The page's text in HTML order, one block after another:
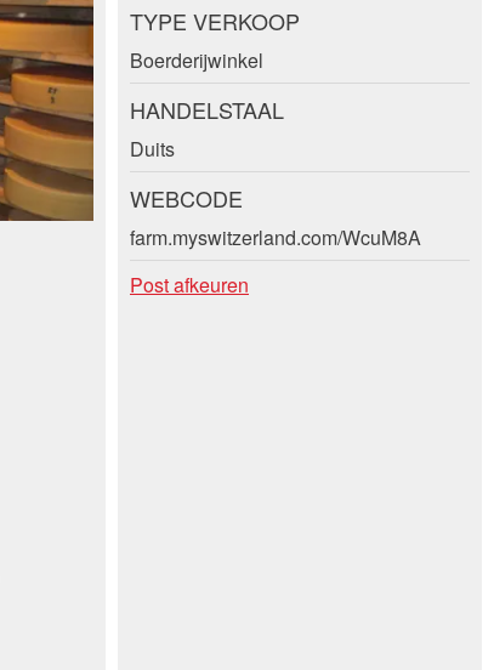
TYPE VERKOOP
Boerderijwinkel
HANDELSTAAL
Duits
WEBCODE
farm.myswitzerland.com/WcuM8A
Post afkeuren